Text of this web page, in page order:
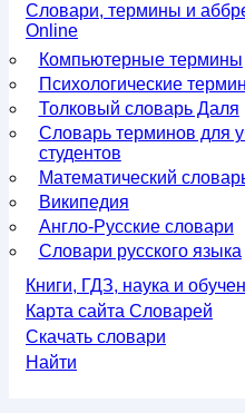
Словари, термины и
Online
Компьютерные термины
Психологические
Толковый словарь Даля
Словарь терминов для
студентов
Математический
Википедия
Англо-Русские словари
Словари русского языка
Книги, ГДЗ, наука и
Карта сайта Словарей
Скачать словари
Найти